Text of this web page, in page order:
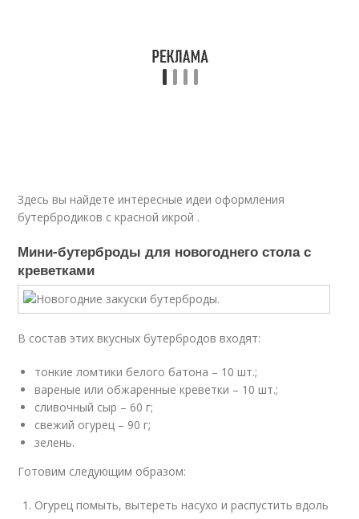
Здесь вы найдете интересные идеи оформления
бутербродиков с красной икрой .
Мини-бутерброды для новогоднего стола с
креветками
В состав этих вкусных бутербродов входят:
тонкие ломтики белого батона – 10 шт.;
вареные или обжаренные креветки – 10 шт.;
сливочный сыр – 60 г;
свежий огурец – 90 г;
зелень.
Готовим следующим образом:
Огурец помыть, вытереть насухо и распустить вдоль